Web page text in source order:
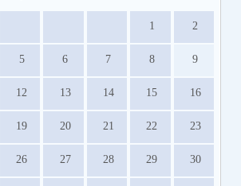
1 2
5 6 7 8 9
12 13 14 15 16
19 20 21 22 23
26 27 28 29 30